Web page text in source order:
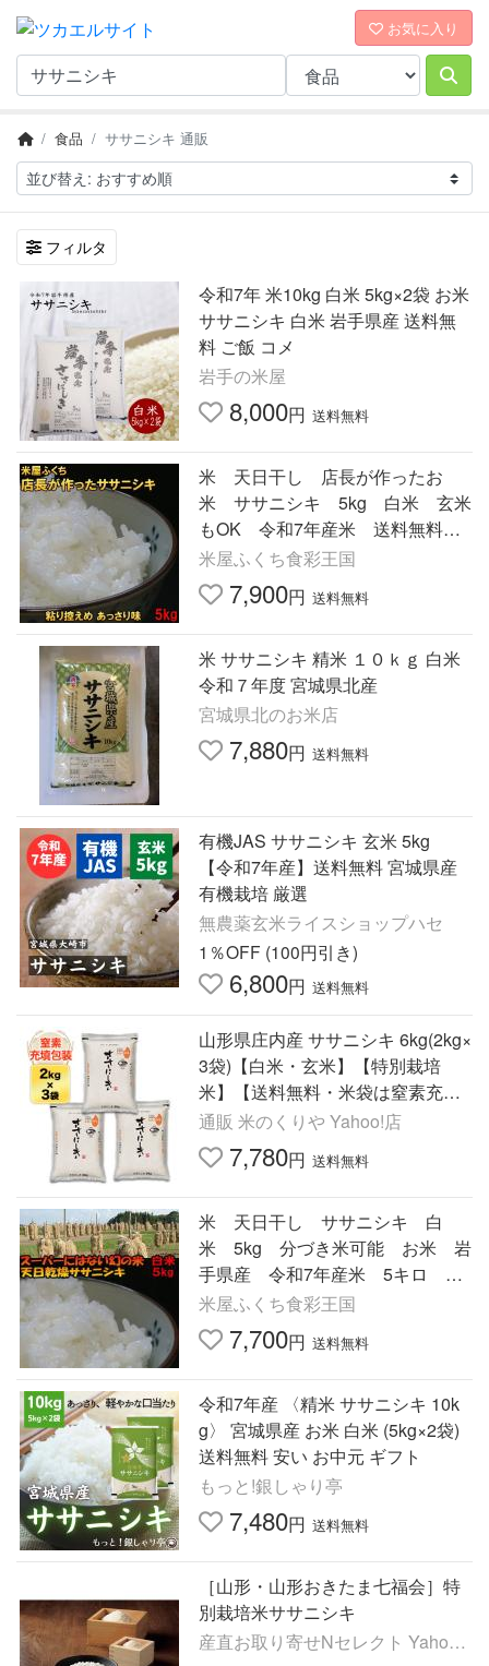
お気に入り
食品 ササニシキ 通販
フィルタ
令和7年 米10kg 白米 5kg×2袋 お米
ササニシキ 白米 岩手県産 送料無
料 ご飯 コメ
岩手の米屋
8,000円 送料無料
米 天日干し 店長が作ったお
米 ササニシキ 5kg 白米 玄米
もOK 令和7年産米 送料無料 5
キロ 天日乾燥 岩手県産 発送
日当日精米
米屋ふくち食彩王国
7,900円 送料無料
米 ササニシキ 精米 １０ｋｇ 白米
令和７年度 宮城県北産
宮城県北のお米店
7,880円 送料無料
有機JAS ササニシキ 玄米 5kg
【令和7年産】送料無料 宮城県産
有機栽培 厳選
無農薬玄米ライスショップハセ
1％OFF (100円引き)
6,800円 送料無料
山形県庄内産 ササニシキ 6kg(2kg×
3袋)【白米・玄米】【特別栽培
米】【送料無料・米袋は窒素充填
包装】令和7年(2025年)産
通販 米のくりや Yahoo!店
7,780円 送料無料
米 天日干し ササニシキ 白
米 5kg 分づき米可能 お米 岩
手県産 令和7年産米 5キロ 発
送日当日精米 お米アレルギー対
策にも
米屋ふくち食彩王国
7,700円 送料無料
令和7年産 〈精米 ササニシキ 10k
g〉 宮城県産 お米 白米 (5kg×2袋)
送料無料 安い お中元 ギフト
もっと!銀しゃり亭
7,480円 送料無料
［山形・山形おきたま七福会］特
別栽培米ササニシキ
産直お取り寄せNセレクト Yahoo!